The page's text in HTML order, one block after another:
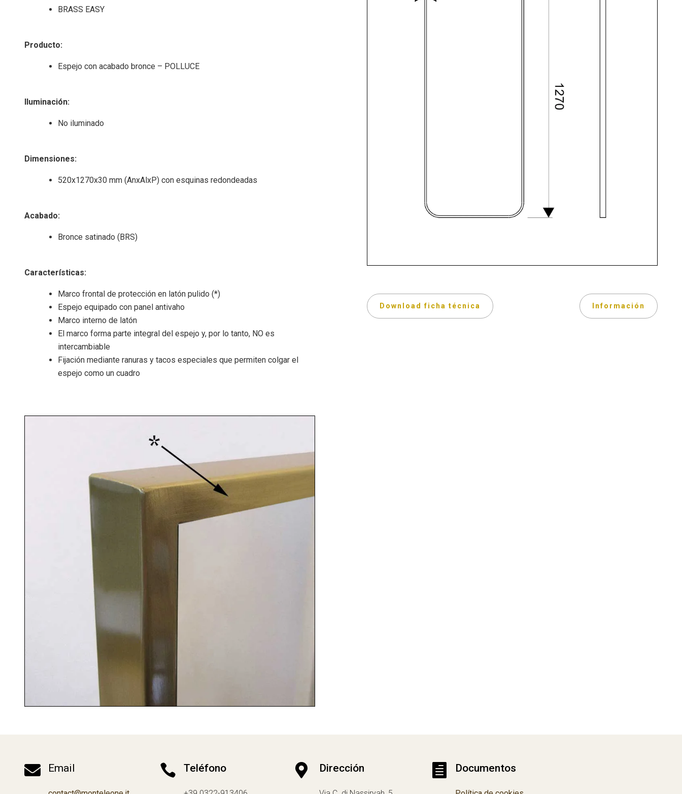
BRASS EASY
Producto:
Espejo con acabado bronce – POLLUCE
Iluminación:
No iluminado
Dimensiones:
520x1270x30 mm (AnxAlxP) con esquinas redondeadas
Acabado:
Bronce satinado (BRS)
Características:
Marco frontal de protección en latón pulido (*)
Espejo equipado con panel antivaho
Marco interno de latón
El marco forma parte integral del espejo y, por lo tanto, NO es
intercambiable
Fijación mediante ranuras y tacos especiales que permiten colgar el
espejo como un cuadro
Download ficha técnica Información
 Email  Teléfono  Dirección  Documentos